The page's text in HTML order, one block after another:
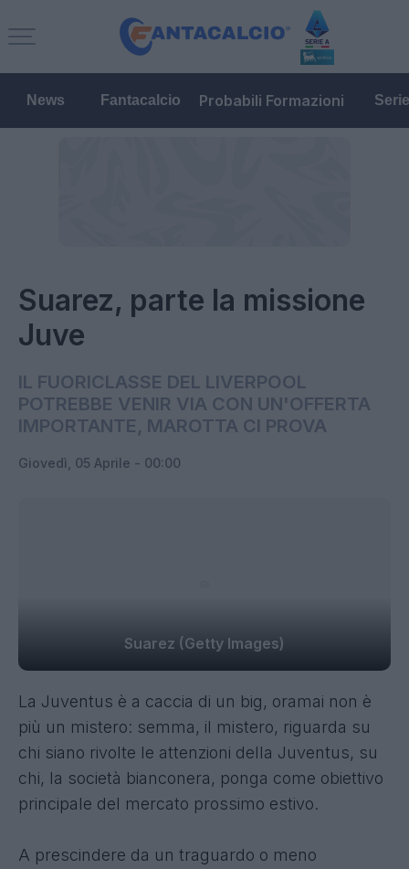
News Fantacalcio Probabili Formazioni
Suarez, parte la missione
Juve
IL FUORICLASSE DEL LIVERPOOL
POTREBBE VENIR VIA CON UN'OFFERTA
IMPORTANTE, MAROTTA CI PROVA
Giovedì, 05 Aprile - 00:00
Suarez (Getty Images)
La Juventus è a caccia di un big, oramai non è
più un mistero: semma, il mistero, riguarda su
chi siano rivolte le attenzioni della Juventus, su
chi, la società bianconera, ponga come obiettivo
principale del mercato prossimo estivo.
A prescindere da un traguardo o meno